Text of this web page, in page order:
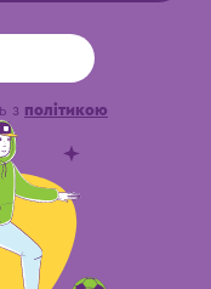
з політикою
.